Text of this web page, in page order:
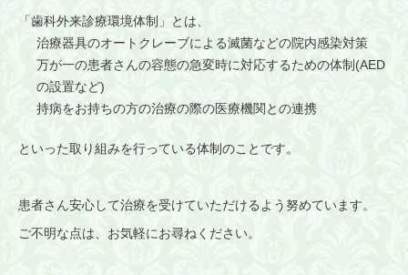
「歯科外来診療環境体制」とは、
治療器具のオートクレーブによる滅菌などの院内感染対策
万が一の患者さんの容態の急変時に対応するための体制(AED
の設置など)
持病をお持ちの方の治療の際の医療機関との連携
といった取り組みを行っている体制のことです。
患者さん安心して治療を受けていただけるよう努めています。
ご不明な点は、お気軽にお尋ねください。